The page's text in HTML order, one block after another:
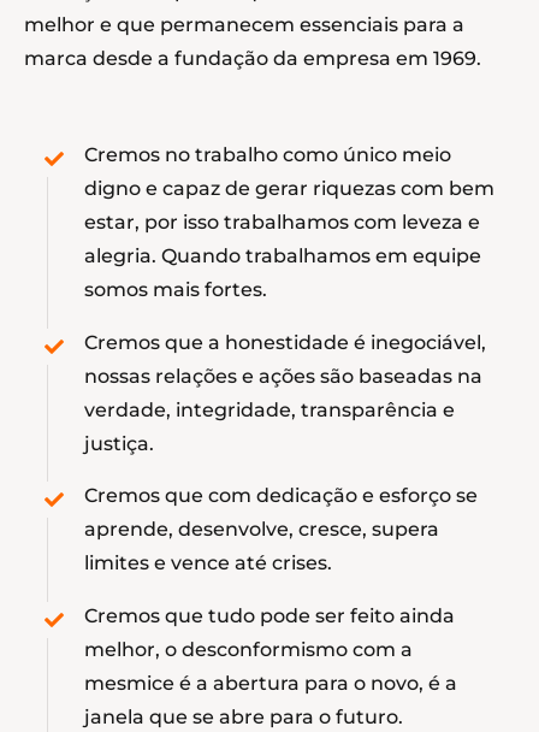
melhor e que permanecem essenciais para a
marca desde a fundação da empresa em 1969.
Cremos no trabalho como único meio
digno e capaz de gerar riquezas com bem
estar, por isso trabalhamos com leveza e
alegria. Quando trabalhamos em equipe
somos mais fortes.
Cremos que a honestidade é inegociável,
nossas relações e ações são baseadas na
verdade, integridade, transparência e
justiça.
Cremos que com dedicação e esforço se
aprende, desenvolve, cresce, supera
limites e vence até crises.
Cremos que tudo pode ser feito ainda
melhor, o desconformismo com a
mesmice é a abertura para o novo, é a
janela que se abre para o futuro.